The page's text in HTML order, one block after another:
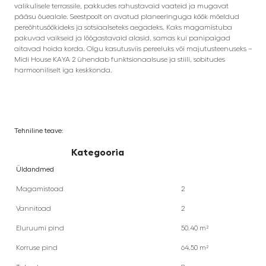
valikulisele terrassile, pakkudes rahustavaid vaateid ja mugavat
pääsu õuealale. Seestpoolt on avatud planeeringuga köök mõeldud
pereõhtusöökideks ja sotsiaalseteks aegadeks. Kaks magamistuba
pakuvad vaikseid ja lõõgastavaid alasid, samas kui panipaigad
aitavad hoida korda. Olgu kasutusviis pereeluks või majutusteenuseks –
Midi House KAYA 2 ühendab funktsionaalsuse ja stiili, sobitudes
harmooniliselt iga keskkonda.
Tehniline teave:
Kategooria
Üldandmed
Magamistoad 2
Vannitoad 2
Eluruumi pind 50.40 m²
Korruse pind 64.50 m²